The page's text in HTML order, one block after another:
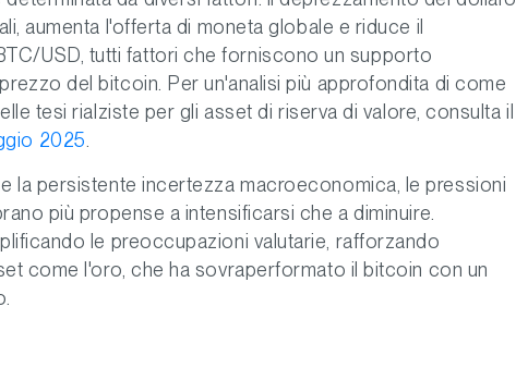
aumenta l'offerta di moneta globale e riduce il
USD, tutti fattori che forniscono un supporto
del bitcoin. Per un'analisi più approfondita di come
tesi rialziste per gli asset di riserva di valore, consulta il
2025
la persistente incertezza macroeconomica, le pressioni
più propense a intensificarsi che a diminuire.
le preoccupazioni valutarie, rafforzando
come l'oro, che ha sovraperformato il bitcoin con un